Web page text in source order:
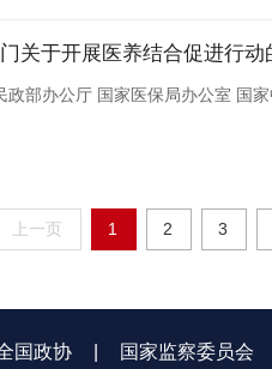
关于开展医养结合促进行动
部办公厅 国家医保局办公室 国
上一页 1 2 3
国政协 国家监察委员会